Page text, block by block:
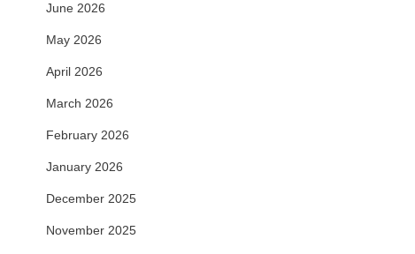
June 2026
May 2026
April 2026
March 2026
February 2026
January 2026
December 2025
November 2025